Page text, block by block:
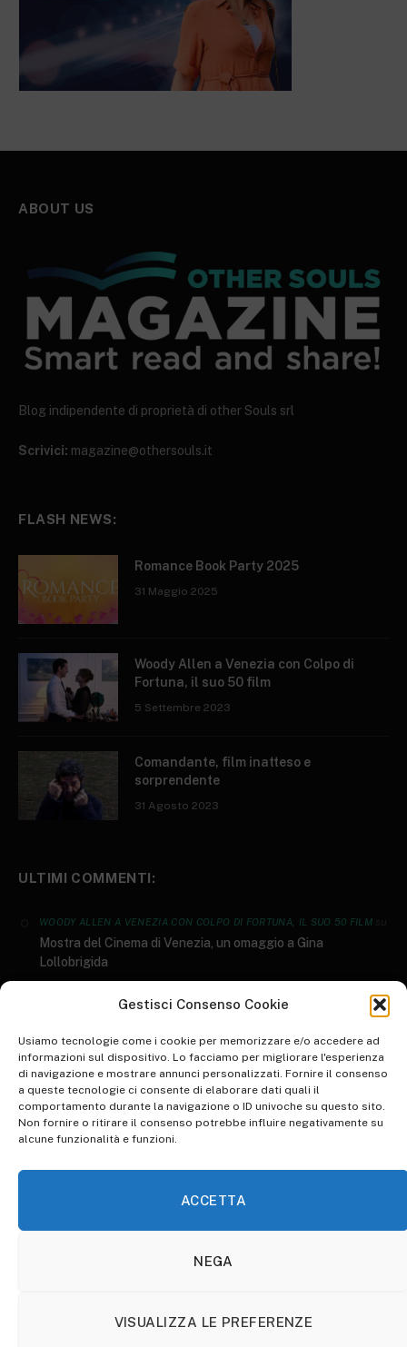
Gestisci Consenso Cookie
Usiamo tecnologie come i cookie per memorizzare e/o accedere ad
informazioni sul dispositivo. Lo facciamo per migliorare l'esperienza
di navigazione e mostrare annunci personalizzati. Fornire il consenso
a queste tecnologie ci consente di elaborare dati quali il
comportamento durante la navigazione o ID univoche su questo sito.
Non fornire o ritirare il consenso potrebbe influire negativamente su
alcune funzionalità e funzioni.
ACCETTA
NEGA
VISUALIZZA LE PREFERENZE
ABOUT US
Blog indipendente di proprietà di other Souls srl
Scrivici: magazine@othersouls.it
FLASH NEWS:
Romance Book Party 2025
31 Maggio 2025
Woody Allen a Venezia con Colpo di
Fortuna, il suo 50 film
5 Settembre 2023
Comandante, film inatteso e
sorprendente
31 Agosto 2023
ULTIMI COMMENTI:
WOODY ALLEN A VENEZIA CON COLPO DI FORTUNA, IL SUO 50 FILM
Mostra del Cinema di Venezia, un omaggio a Gina
Lollobrigida
GENERI LETTERARI: AL SALONE DEL LIBRO ARRIVANO I DATI AIE 2023
I 10 libri più letti del 2022
WORLD ART DAY: RIFLESSIONE SULLO STATO DELL'ARTEsu
Inspire Your Heart with Art Day, una giornata d’arte
su
Guillermo Del Toro: la recensione​